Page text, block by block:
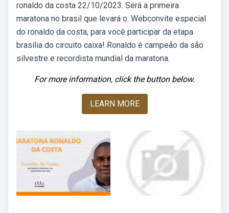
ronaldo da costa 22/10/2023. Será a primeira
maratona no brasil que levará o. Webconvite especial
do ronaldo da costa, para você participar da etapa
brasília do circuito caixa! Ronaldo é campeão da são
silvestre e recordista mundial da maratona.
For more information, click the button below.
LEARN MORE